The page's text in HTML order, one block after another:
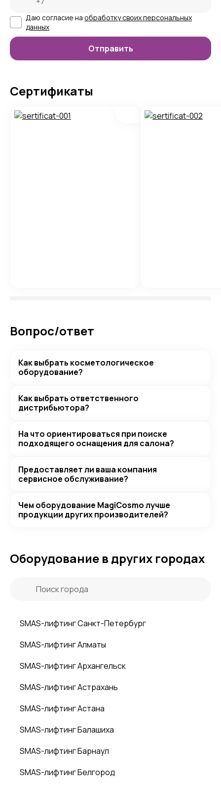
Даю согласие на обработку своих персональных
данных
Сертификаты
Вопрос/ответ
Как выбрать косметологическое
оборудование?
Как выбрать ответственного
дистрибьютора?
На что ориентироваться при поиске
подходящего оснащения для салона?
Предоставляет ли ваша компания
сервисное обслуживание?
Чем оборудование MagiCosmo лучше
продукции других производителей?
Оборудование в других городах
SMAS-лифтинг Санкт-Петербург
SMAS-лифтинг Алматы
SMAS-лифтинг Архангельск
SMAS-лифтинг Астрахань
SMAS-лифтинг Астана
SMAS-лифтинг Балашиха
SMAS-лифтинг Барнаул
SMAS-лифтинг Белгород